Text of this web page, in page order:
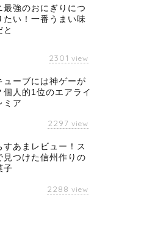
最強のおにぎりにつ
たい！一番うまい味
と
2301 view
ューブには神ゲーが
個人的1位のエアライ
ミア
2297 view
すあまレビュー！ス
見つけた信州作りの
子
2288 view